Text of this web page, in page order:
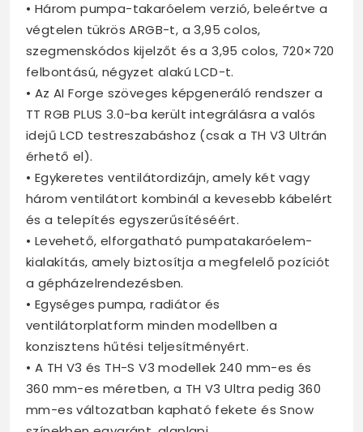
• Három pumpa-takaróelem verzió, beleértve a
végtelen tükrös ARGB-t, a 3,95 colos,
szegmenskódos kijelzőt és a 3,95 colos, 720×720
felbontású, négyzet alakú LCD-t.
• Az AI Forge szöveges képgeneráló rendszer a
TT RGB PLUS 3.0-ba került integrálásra a valós
idejű LCD testreszabáshoz (csak a TH V3 Ultrán
érhető el).
• Egykeretes ventilátordizájn, amely két vagy
három ventilátort kombinál a kevesebb kábelért
és a telepítés egyszerűsítéséért.
• Levehető, elforgatható pumpatakaróelem-
kialakítás, amely biztosítja a megfelelő pozíciót
a gépházelrendezésben.
• Egységes pumpa, radiátor és
ventilátorplatform minden modellben a
konzisztens hűtési teljesítményért.
• A TH V3 és TH-S V3 modellek 240 mm-es és
360 mm-es méretben, a TH V3 Ultra pedig 360
mm-es változatban kapható fekete és Snow